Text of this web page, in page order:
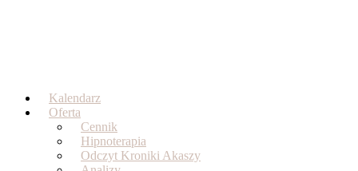
Kalendarz
Oferta
Cennik
Hipnoterapia
Odczyt Kroniki Akaszy